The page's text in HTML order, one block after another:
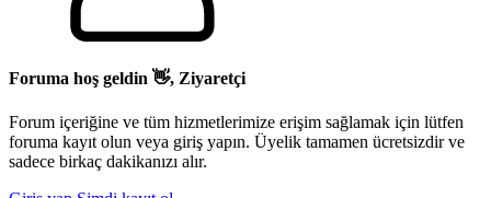
Foruma hoş geldin 👋, Ziyaretçi
Forum içeriğine ve tüm hizmetlerimize erişim sağlamak için lütfen
foruma kayıt olun veya giriş yapın. Üyelik tamamen ücretsizdir ve
sadece birkaç dakikanızı alır.